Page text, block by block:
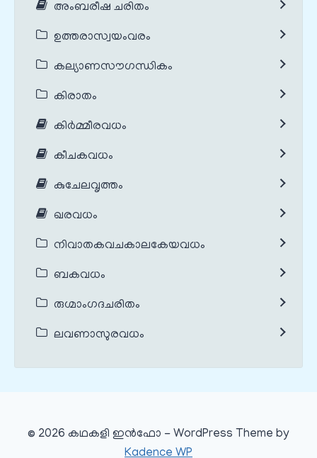
അംബരീഷ ചരിതം
ഉത്തരാസ്വയംവരം
കല്യാണസൗഗന്ധികം
കിരാതം
കിർമ്മീരവധം
കീചകവധം
കുചേലവൃത്തം
ഖരവധം
നിവാതകവചകാലകേയവധം
ബകവധം
രുഗ്മാംഗദചരിതം
ലവണാസുരവധം
© 2026 കഥകളി ഇൻഫോ - WordPress Theme by
Kadence WP